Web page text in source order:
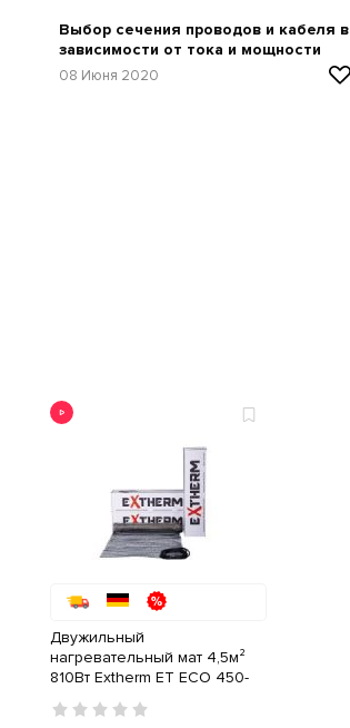
Выбор сечения проводов и кабеля в
зависимости от тока и мощности
08 Июня 2020
Двужильный
нагревательный мат 4,5м²
810Вт Extherm ET ECO 450-